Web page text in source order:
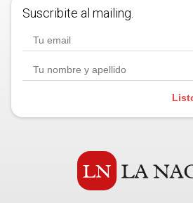
Suscribite al mailing.